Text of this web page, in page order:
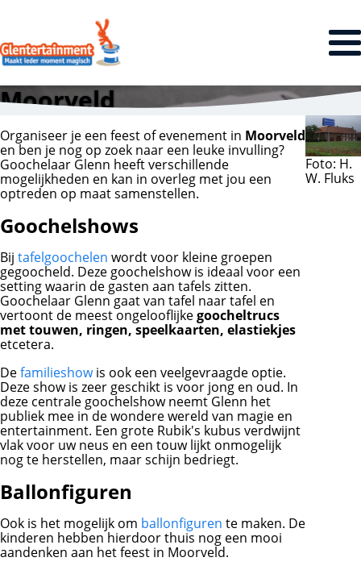
Moorveld
Organiseer je een feest of evenement in Moorveld
en ben je nog op zoek naar een leuke invulling?
Goochelaar Glenn heeft verschillende
mogelijkheden en kan in overleg met jou een
optreden op maat samenstellen.
Goochelshows
Bij tafelgoochelen wordt voor kleine groepen
gegoocheld. Deze goochelshow is ideaal voor een
setting waarin de gasten aan tafels zitten.
Goochelaar Glenn gaat van tafel naar tafel en
vertoont de meest ongelooflijkegoocheltrucs
met touwen, ringen, speelkaarten, elastiekjes
etcetera.
Defamilieshowis ook een veelgevraagde optie.
Deze show is zeer geschikt is voor jong en oud. In
deze centrale goochelshow neemt Glenn het
publiek mee in de wondere wereld van magie en
entertainment. Een grote Rubik's kubus verdwijnt
vlak voor uw neus en een touw lijkt onmogelijk
nog te herstellen, maar schijn bedriegt.
Ballonfiguren
Ook is het mogelijk om ballonfiguren te maken. De
kinderen hebben hierdoor thuis nog een mooi
aandenken aan het feest in Moorveld.
Foto: H.
W. Fluks